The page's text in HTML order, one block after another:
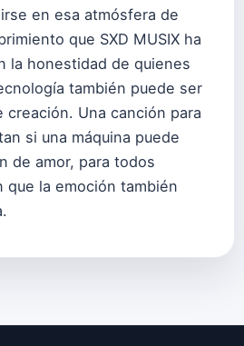
en esa atmósfera de
que SXD MUSIX ha
la honestidad de quienes
también puede ser
creación. Una canción para
si una máquina puede
de amor, para todos
que la emoción también